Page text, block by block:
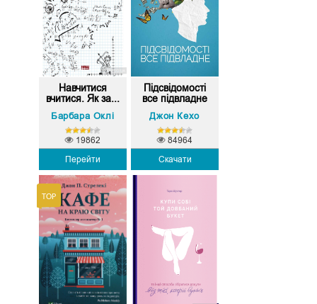
Навчитися
вчитися. Як за...
Барбара Оклі
Перейти
19862
Підсвідомості
все підвладне
Джон Кехо
Скачати
84964